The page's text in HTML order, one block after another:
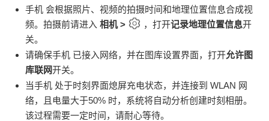
手机 会根据照片、视频的拍摄时间和地理位置信息合成视
频。拍摄前请进入 相机> ，打开记录地理位置信息开
关。
请确保手机 已接入网络，并在图库设置界面，打开允许图
库联网开关。
当手机 处于时刻 界面熄屏充电状态，并连接到WLAN 网
络，且电量大于50% 时，系统将自动分析创建时刻相册。
该过程需要一定时间，请耐心等待。